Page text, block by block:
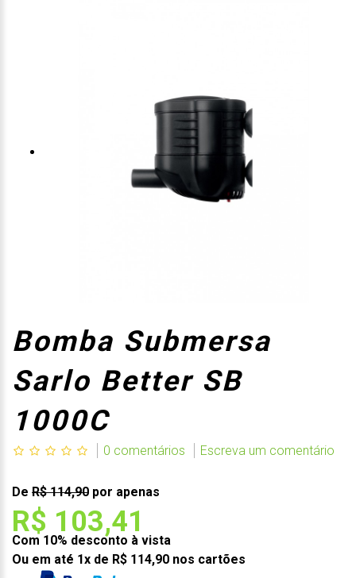
Bomba Submersa
Sarlo Better SB
1000C
0 comentários Escreva um comentário
De R$ 114,90 por apenas
R$ 103,41
Com 10% desconto à vista
Ou em até 1x de R$ 114,90 nos cartões